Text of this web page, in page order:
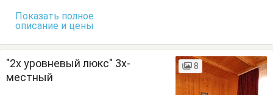
Показать полное
описание и цены
"2х уровневый люкс" 3х-
местный
8